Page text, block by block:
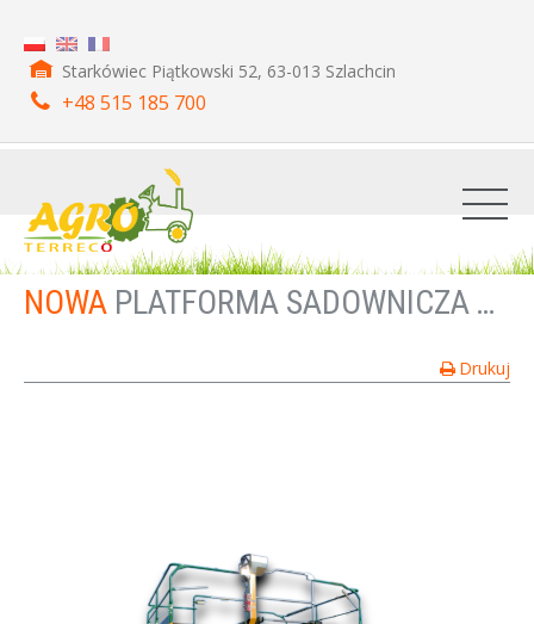
Starkówiec Piątkowski 52, 63-013 Szlachcin
+48 515 185 700
NOWA PLATFORMA SADOWNICZA TERRECO CADIX
Drukuj